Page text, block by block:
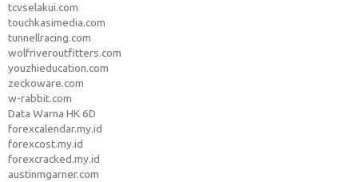
tcvselakui.com
touchkasimedia.com
tunnellracing.com
wolfriveroutfitters.com
youzhieducation.com
zeckoware.com
w-rabbit.com
Data Warna HK 6D
forexcalendar.my.id
forexcost.my.id
forexcracked.my.id
austinmgarner.com